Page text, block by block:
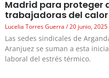
Madrid para proteger
trabajadoras del
Lucelia Torres Guerra 20 junio, 2025
Las sedes sindicales de
Aranjuez se suman a esta
laboral del estrés térmico.